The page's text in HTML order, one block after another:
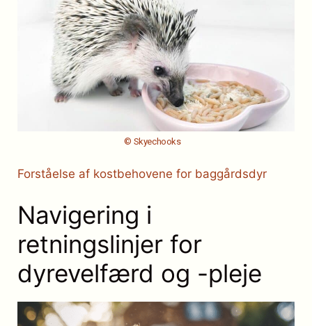
© Skyechooks
Forståelse af kostbehovene for baggårdsdyr
Navigering i
retningslinjer for
dyrevelfærd og -pleje